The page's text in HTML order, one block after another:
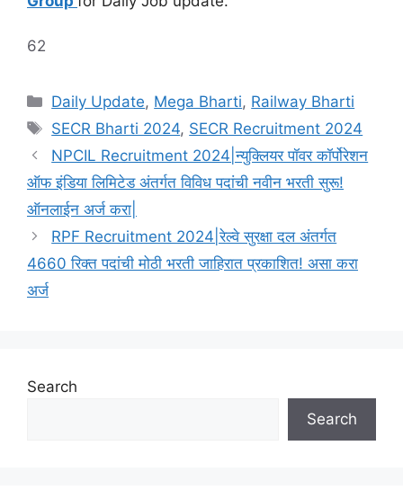
62
Categories
Daily Update, Mega Bharti, Railway Bharti
Tags
SECR Bharti 2024, SECR Recruitment 2024
NPCIL Recruitment 2024|न्युक्लियर पॉवर कॉर्पोरेशन
ऑफ इंडिया लिमिटेड अंतर्गत विविध पदांची नवीन भरती सुरू!
ऑनलाईन अर्ज करा|
RPF Recruitment 2024|रेल्वे सुरक्षा दल अंतर्गत
4660 रिक्त पदांची मोठी भरती जाहिरात प्रकाशित! असा करा
अर्ज
Search
Search